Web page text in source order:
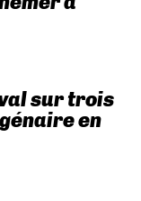
sur trois
en